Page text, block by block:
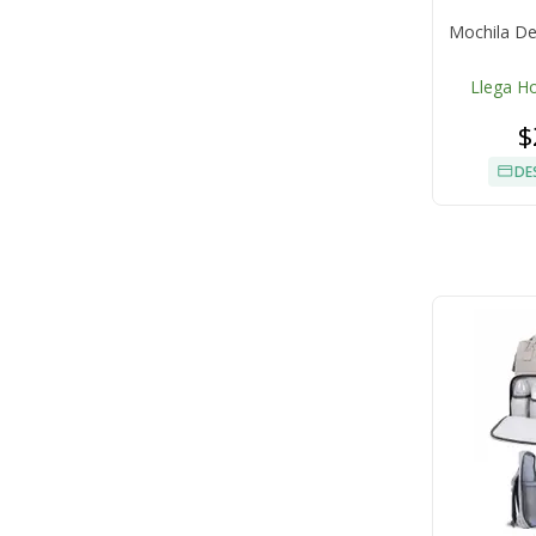
Mochila
Llega